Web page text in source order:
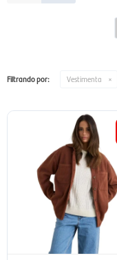
Filtrando por: Vestimenta